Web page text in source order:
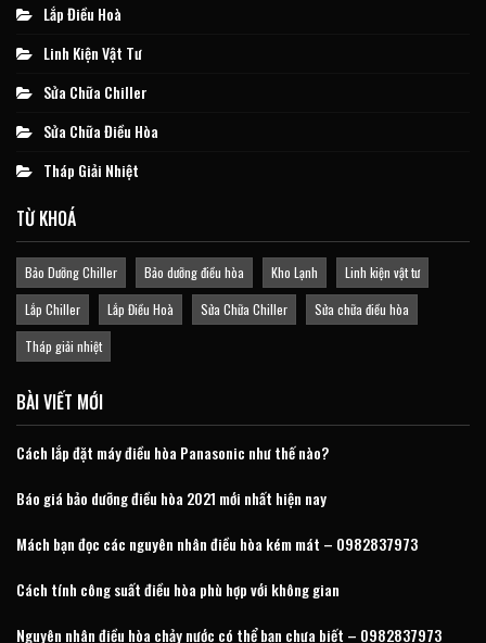
Lắp Điều Hoà
Linh Kiện Vật Tư
Sửa Chữa Chiller
Sửa Chữa Điều Hòa
Tháp Giải Nhiệt
TỪ KHOÁ
Bảo Dưỡng Chiller Bảo dưỡng điều hòa Kho Lạnh
Linh kiện vật tư
Lắp Chiller
Lắp Điều Hoà Sửa Chữa Chiller
Sửa chữa điều hòa
Tháp giải nhiệt
BÀI VIẾT MỚI
Cách lắp đặt máy điều hòa Panasonic như thế nào?
Báo giá bảo dưỡng điều hòa 2021 mới nhất hiện nay
Mách bạn đọc các nguyên nhân điều hòa kém mát – 0982837973
Cách tính công suất điều hòa phù hợp với không gian
Nguyên nhân điều hòa chảy nước có thể bạn chưa biết – 0982837973